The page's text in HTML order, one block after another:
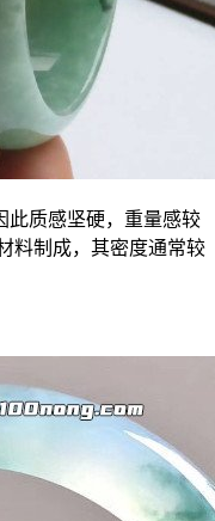
此质感坚硬，重量感较
料制成，其密度通常较